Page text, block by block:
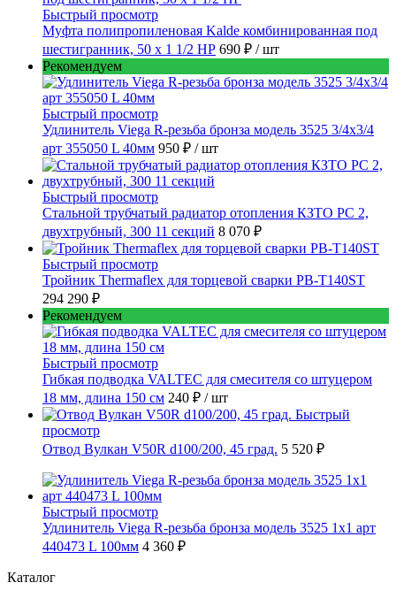
Быстрый просмотр
Муфта полипропиленовая Kalde комбинированная под
шестигранник, 50 x 1 1/2 НР 690 ₽ / шт
Рекомендуем
Быстрый просмотр
Удлинитель Viega R-резьба бронза модель 3525 3/4x3/4
арт 355050 L 40мм 950 ₽ / шт
Быстрый просмотр
Стальной трубчатый радиатор отопления КЗТО РС 2,
двухтрубный, 300 11 секций 8 070 ₽
Быстрый просмотр
Тройник Thermaflex для торцевой сварки PB-T140ST
294 290 ₽
Рекомендуем
Быстрый просмотр
Гибкая подводка VALTEC для смесителя со штуцером
18 мм, длина 150 см 240 ₽ / шт
Быстрый
просмотр
Отвод Вулкан V50R d100/200, 45 град. 5 520 ₽
Быстрый просмотр
Удлинитель Viega R-резьба бронза модель 3525 1x1 арт
440473 L 100мм 4 360 ₽
Каталог